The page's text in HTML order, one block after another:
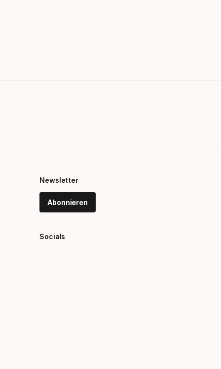
Newsletter
Abonnieren
Socials